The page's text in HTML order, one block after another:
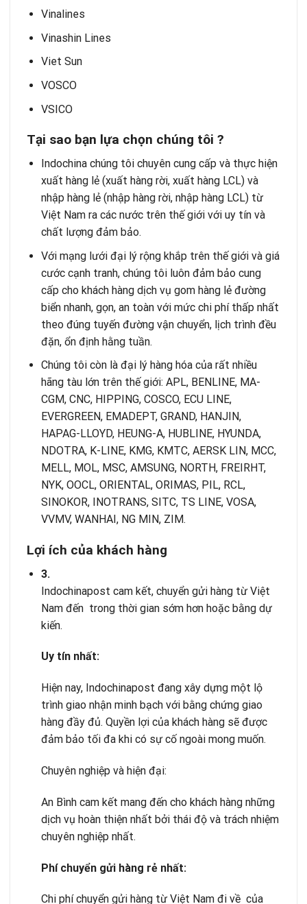
Vinalines
Vinashin Lines
Viet Sun
VOSCO
VSICO
Tại sao bạn lựa chọn chúng tôi ?
Indochina chúng tôi chuyên cung cấp và thực hiện
xuất hàng lẻ (xuất hàng rời, xuất hàng LCL) và
nhập hàng lẻ (nhập hàng rời, nhập hàng LCL) từ
Việt Nam ra các nước trên thế giới với uy tín và
chất lượng đảm bảo.
Với mạng lưới đại lý rộng khắp trên thế giới và giá
cước cạnh tranh, chúng tôi luôn đảm bảo cung
cấp cho khách hàng dịch vụ gom hàng lẻ đường
biển nhanh, gọn, an toàn với mức chi phí thấp nhất
theo đúng tuyến đường vận chuyển, lịch trình đều
đặn, ổn định hằng tuần.
Chúng tôi còn là đại lý hàng hóa của rất nhiều
hãng tàu lớn trên thế giới: APL, BENLINE, MA-
CGM, CNC, HIPPING, COSCO, ECU LINE,
EVERGREEN, EMADEPT, GRAND, HANJIN,
HAPAG-LLOYD, HEUNG-A, HUBLINE, HYUNDA,
NDOTRA, K-LINE, KMG, KMTC, AERSK LIN, MCC,
MELL, MOL, MSC, AMSUNG, NORTH, FREIRHT,
NYK, OOCL, ORIENTAL, ORIMAS, PIL, RCL,
SINOKOR, INOTRANS, SITC, TS LINE, VOSA,
VVMV, WANHAI, NG MIN, ZIM.
Lợi ích của khách hàng
3.
Indochinapost cam kết, chuyển gửi hàng từ Việt
Nam đến trong thời gian sớm hơn hoặc bằng dự
kiến.
Uy tín nhất:
Hiện nay, Indochinapost đang xây dựng một lộ
trình giao nhận minh bạch với bằng chứng giao
hàng đầy đủ. Quyền lợi của khách hàng sẽ được
đảm bảo tối đa khi có sự cố ngoài mong muốn.
Chuyên nghiệp và hiện đại:
An Bình cam kết mang đến cho khách hàng những
dịch vụ hoàn thiện nhất bởi thái độ và trách nhiệm
chuyên nghiệp nhất.
Phí chuyển gửi hàng rẻnhất:
Chi phí chuyển gửi hàng từ Việt Nam đi về của